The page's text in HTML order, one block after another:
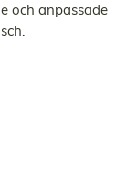
och anpassade